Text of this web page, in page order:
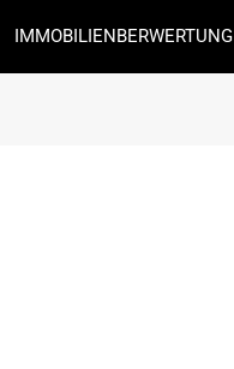
IMMOBILIENBERWERTUNG